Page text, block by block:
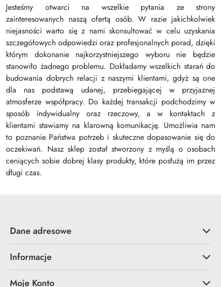
Jesteśmy otwarci na wszelkie pytania ze strony
zainteresowanych naszą ofertą osób. W razie jakichkolwiek
niejasności warto się z nami skonsultować w celu uzyskania
szczegółowych odpowiedzi oraz profesjonalnych porad, dzięki
którym dokonanie najkorzystniejszego wyboru nie będzie
stanowiło żadnego problemu. Dokładamy wszelkich starań do
budowania dobrych relacji z naszymi klientami, gdyż są one
dla nas podstawą udanej, przebiegającej w przyjaznej
atmosferze współpracy. Do każdej transakcji podchodzimy w
sposób indywidualny oraz rzeczowy, a w kontaktach z
klientami stawiamy na klarowną komunikację. Umożliwia nam
to poznanie Państwa potrzeb i skuteczne dopasowanie się do
oczekiwań. Nasz sklep został stworzony z myślą o osobach
ceniących sobie dobrej klasy produkty, które posłużą im przez
długi czas.
Dane adresowe
Informacje
Moje Konto